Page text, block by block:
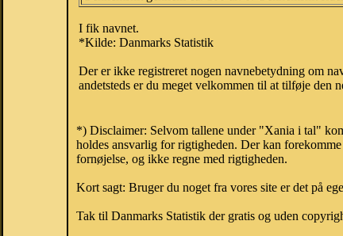
I fik navnet.
*Kilde: Danmarks Statistik
Der er ikke registreret nogen navnebetydning om
andetsteds er du meget velkommen til at tilføje den
*) Disclaimer: Selvom tallene under "Xania i tal"
holdes ansvarlig for rigtigheden. Der kan
fornøjelse, og ikke regne med rigtigheden.
Kort sagt: Bruger du noget fra vores site er det på
Tak til Danmarks Statistik der gratis og uden